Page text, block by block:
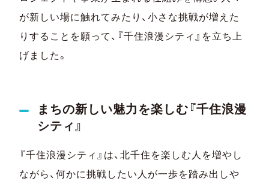
が新しい場に触れてみたり、小さな挑戦が増えた
りすることを願って、『千住浪漫シティ』を立ち上
げました。
まちの新しい魅力を楽しむ『千住浪漫
シティ』
『千住浪漫シティ』は、北千住を楽しむ人を増やし
ながら、何かに挑戦したい人が一歩を踏み出しや